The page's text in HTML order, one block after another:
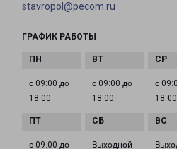
stavropol@pecom.ru
ГРАФИК РАБОТЫ
с 09:00 до
18:00
с 09:00 до
18:00
с
18:00
с 09:00 до Выходной